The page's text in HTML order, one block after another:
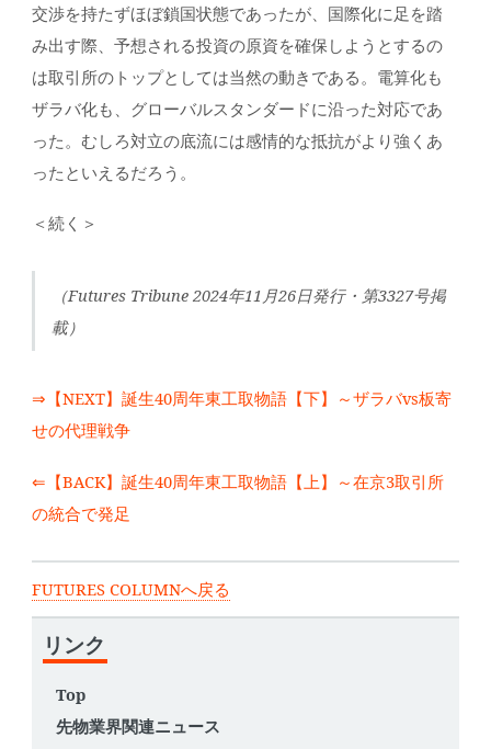
交渉を持たずほぼ鎖国状態であったが、国際化に足を踏
み出す際、予想される投資の原資を確保しようとするの
は取引所のトップとしては当然の動きである。電算化も
ザラバ化も、グローバルスタンダードに沿った対応であ
った。むしろ対立の底流には感情的な抵抗がより強くあ
ったといえるだろう。
＜続く＞
（Futures Tribune 2024年11月26日発行・第3327号掲
載）
⇒【NEXT】誕生40周年東工取物語【下】～ザラバvs板寄
せの代理戦争
⇐【BACK】誕生40周年東工取物語【上】～在京3取引所
の統合で発足
FUTURES COLUMNへ戻る
リンク
Top
先物業界関連ニュース